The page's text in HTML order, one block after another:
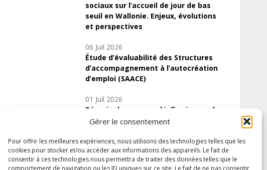
Gérer le consentement
Pour offrir les meilleures expériences, nous utilisons des technologies telles que les
cookies pour stocker et/ou accéder aux informations des appareils. Le fait de
consentir à ces technologies nous permettra de traiter des données telles que le
comportement de navigation ou les ID uniques sur ce site. Le fait de ne pas consentir
sociaux sur l’accueil de jour de bas
seuil en Wallonie. Enjeux, évolutions
et perspectives
06 Juil 2026
Étude d’évaluabilité des Structures
d’accompagnement à l’autocréation
d’emploi (SAACE)
01 Juil 2026
Pénurie du personnel infirmier :quels
indicateurs d’offre de soins pour